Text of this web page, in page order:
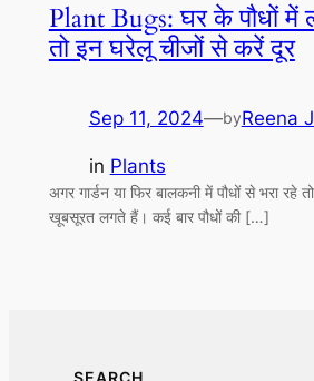
Plant Bugs: घर के पौधों में
तो इन घरेलू चीजों से करें दूर
Sep 11, 2024—byReena
in Plants
अगर गार्डन या फिर बालकनी में पौधों से भरा रहे
खूबसूरत लगते हैं। कई बार पौधों की […]
SEARCH